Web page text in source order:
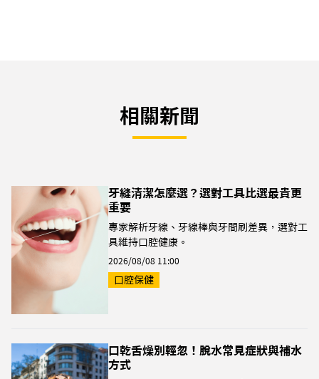
相關新聞
牙縫清潔怎麼選？選對工具比選最貴更
重要
專家解析牙線、牙線棒與牙間刷差異，選對工
具維持口腔健康。
2026/08/08 11:00
口腔保健
口乾舌燥別輕忽！脫水常見症狀與補水
方式